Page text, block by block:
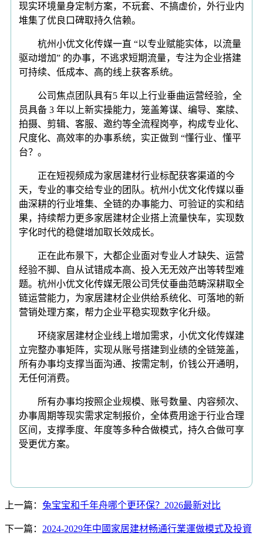
现实环境量身定制方案，不玩套、不搞虚价，外行业内
堆集了优良口碑取持久信赖。
杭州小优文化传媒一直 “以专业赋能实体，以流量
驱动增加” 的办事，不逃求短期流量，专注为企业搭建
可持续、低成本、高的线上获客系统。
公司焦点团队具有5 年以上行业垂曲运营经验，全
员具备 3 年以上新实操能力，笼盖筹谋、编导、案牍、
拍摄、剪辑、客服、邀约等全流程岗亭，构成专业化、
尺度化、高效率的办事系统，实正做到 “懂行业、懂平
台？。
正在短视频成为家居建材行业标配获客渠道的今
天，专业的事交给专业的团队。杭州小优文化传媒以垂
曲深耕的行业堆集、全链的办事能力、可验证的实和结
果，持续帮力更多家居建材企业搭上流量快车，实现数
字化时代的稳健增加取长效成长。
正在此布景下，大都企业面对专业人才缺失、运营
经验不脚、自从试错成本高、投入无无效产出等转型难
题。杭州小优文化传媒无限公司凭仗垂曲范畴深耕取全
链运营能力，为家居建材企业供给系统化、可落地的新
营销处理方案，帮力企业平稳实现数字化升级。
环绕家居建材企业线上增加需求，小优文化传媒建
立完整办事矩阵，实现从账号搭建到业绩的全链笼盖，
所有办事均支撑当面沟通、按需定制，价钱公开通明，
无任何消费。
所有办事均按照企业规模、账号数量、内容频次、
办事周期等现实需求定制报价，全体费用途于行业合理
区间，支撑季度、年度等多种合做模式，持久合做可享
受更优方案。
上一篇： 兔宝宝和千年舟哪个更环保？2026最新对比
下一篇： 2024-2029年中國家居建材畅通行業運做模式及投資